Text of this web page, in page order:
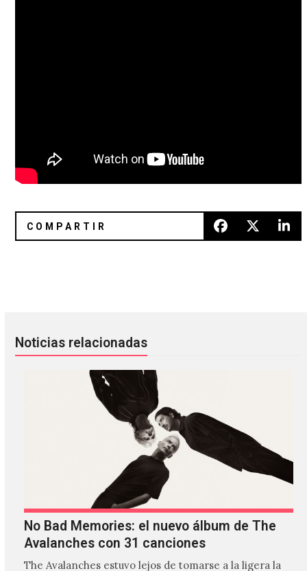
Noticias relacionadas
No Bad Memories: el nuevo álbum de The
Avalanches con 31 canciones
The Avalanches estuvo lejos de tomarse a la ligera la